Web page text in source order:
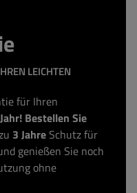
LEICHTEN
für Ihren
Bestellen Sie
3 Jahre Schutz für
genießen Sie noch
ohne